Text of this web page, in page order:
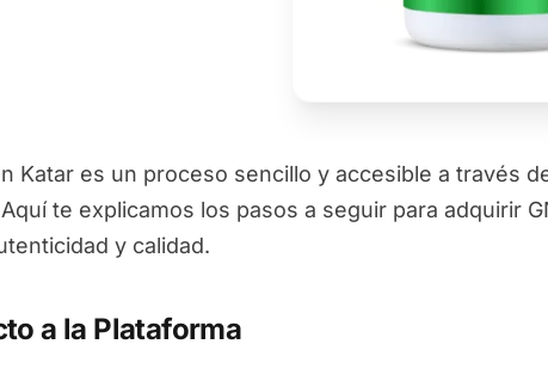
Katar es un proceso sencillo y accesible a través
te explicamos los pasos a seguir para adquirir
y calidad.
a la Plataforma